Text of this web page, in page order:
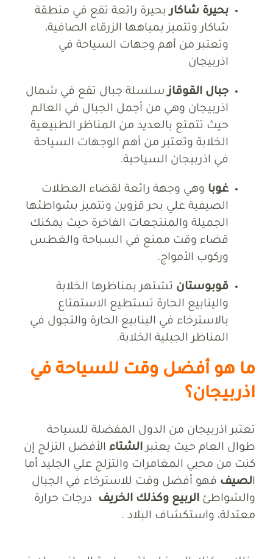
بحيرة شاكاربحيرة رائعة تقع في منطقة
شاكار وتتميز بمياهها الزرقاء الصافية،
وتعتبر من أهم وجهات السياحة في
اذربيجان
جبال القوقازسلسلة جبال تقع في شمال
اذربيجان وهي من أجمل الجبال في العالم
حيث تتمتع بالعديد من المناظر الطبيعية
الخلابة وتعتبر من أهم الوجهات السياحة
في اذربيجان السياحية.
غوبا وهي وجهة رائعة لقضاء العطلات
الصيفية علي بحر قزوين وتتميز بشواطئها
الجميلة والمنتجعات الفاخرة حيث يمكنك
قضاء وقت ممتع في السباحة والغطس
وركوب الأمواج.
قوبوستان تشتهر بمناظرها الخلابة
والينابيع الحارة تستطيع الاستمتاع
بالاسترخاء في الينابيع الحارة والتجول في
المناظر الجبلية الخلابة.
ما هو أفضل وقت للسياحة في
اذربيجان؟
تعتبر اذربيجان من الدول المفضلة للسياحة
طوال العام حيث يعتبرالشتاء الأفضل التزلج إن
كنت من محبي المغامرات والتزلج علي الجليد أما
الصيف فهو أفضل وقت للاسترخاء في الجبال
والشواطئ الربيع وكذلك الخريف درجات حرارة
معتدلة، واستكشاف البلاد .